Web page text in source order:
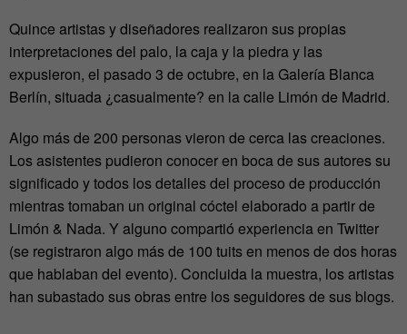
Quince artistas y diseñadores realizaron sus propias
interpretaciones del palo, la caja y la piedra y las
expusieron, el pasado 3 de octubre, en la Galería Blanca
Berlín, situada ¿casualmente? en la calle Limón de Madrid.
Algo más de 200 personas vieron de cerca las creaciones.
Los asistentes pudieron conocer en boca de sus autores su
significado y todos los detalles del proceso de producción
mientras tomaban un original cóctel elaborado a partir de
Limón & Nada. Y alguno compartió experiencia en Twitter
(se registraron algo más de 100 tuits en menos de dos horas
que hablaban del evento). Concluida la muestra, los artistas
han subastado sus obras entre los seguidores de sus blogs.